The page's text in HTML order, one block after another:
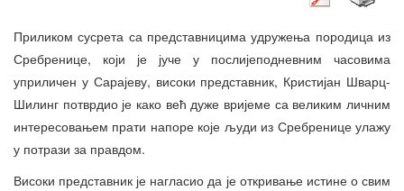
Приликом сусрета са представницима удружења породица из
Сребренице, који је јуче у послијеподневним часовима
уприличен у Сарајеву, високи представник, Кристијан Шварц-
Шилинг потврдио је како већ дуже вријеме са великим личним
интересовањем прати напоре које људи из Сребренице улажу
у потрази за правдом.
Високи представник је нагласио да је откривање истине о свим